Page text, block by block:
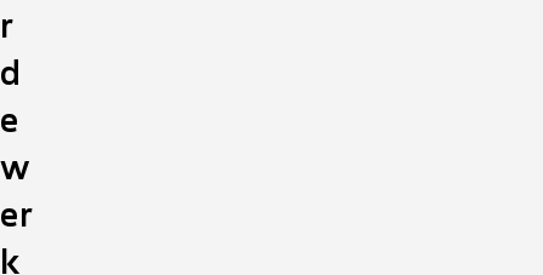
r
d
e
w
er
k